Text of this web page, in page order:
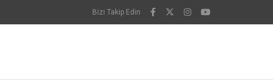
Bizi Takip Edin